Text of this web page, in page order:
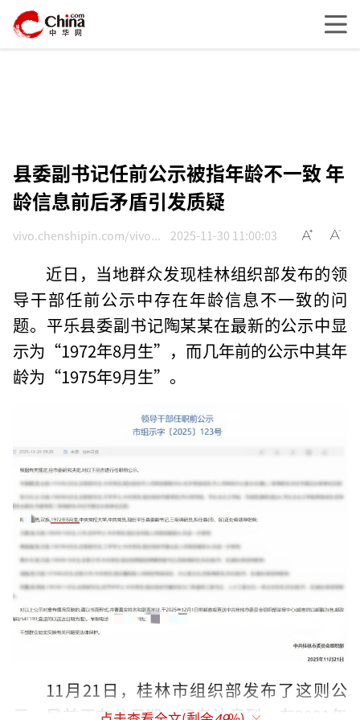
县委副书记任前公示被指年龄不一致 年
龄信息前后矛盾引发质疑
vivo.chenshipin.com/vivo... 2025-11-30 11:00:03
近日，当地群众发现桂林组织部发布的领
导干部任前公示中存在年龄信息不一致的问
题。平乐县委副书记陶某某在最新的公示中显
示为“1972年8月生”，而几年前的公示中其年
龄为“1975年9月生”。
11月21日，桂林市组织部发布了这则公